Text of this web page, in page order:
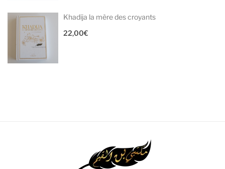
Khadija la mère des croyants
22,00€